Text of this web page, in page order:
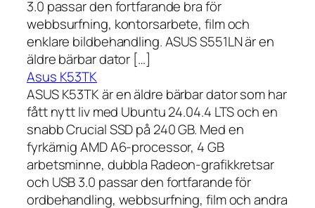
3.0 passar den fortfarande bra för
webbsurfning, kontorsarbete, film och
enklare bildbehandling. ASUS S551LN är en
äldre bärbar dator […]
Asus K53TK
ASUS K53TK är en äldre bärbar dator som har
fått nytt liv med Ubuntu 24.04.4 LTS och en
snabb Crucial SSD på 240 GB. Med en
fyrkärnig AMD A6-processor, 4 GB
arbetsminne, dubbla Radeon-grafikkretsar
och USB 3.0 passar den fortfarande för
ordbehandling, webbsurfning, film och andra